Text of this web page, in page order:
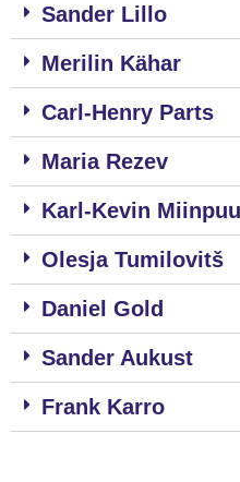
Sander Lillo
Merilin Kähar
Carl-Henry Parts
Maria Rezev
Karl-Kevin Miinpuu
Olesja Tumilovitš
Daniel Gold
Sander Aukust
Frank Karro